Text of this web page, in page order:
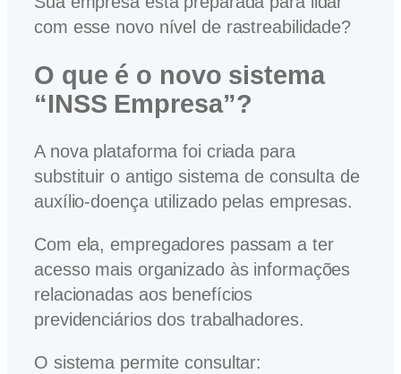
com esse novo nível de rastreabilidade?
O que é o novo sistema
“INSS Empresa”?
A nova plataforma foi criada para
substituir o antigo sistema de consulta de
auxílio-doença utilizado pelas empresas.
Com ela, empregadores passam a ter
acesso mais organizado às informações
relacionadas aos benefícios
previdenciários dos trabalhadores.
O sistema permite consultar: